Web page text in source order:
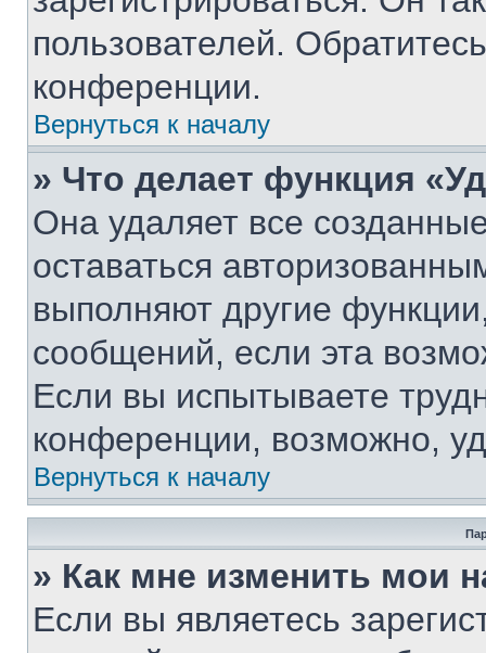
пользователей.
конференции.
Вернуться к началу
» Что делает функция
Она удаляет все
оставаться
выполняют другие
сообщений, если эта
Если вы испытываете
конференции, возможно,
Вернуться к началу
» Как мне изменить мои
Если вы являетесь